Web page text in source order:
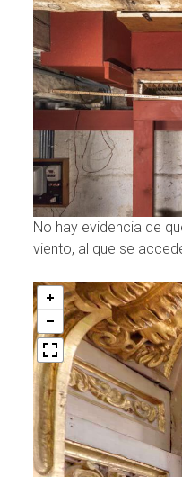
No hay evidencia de
viento, al que se